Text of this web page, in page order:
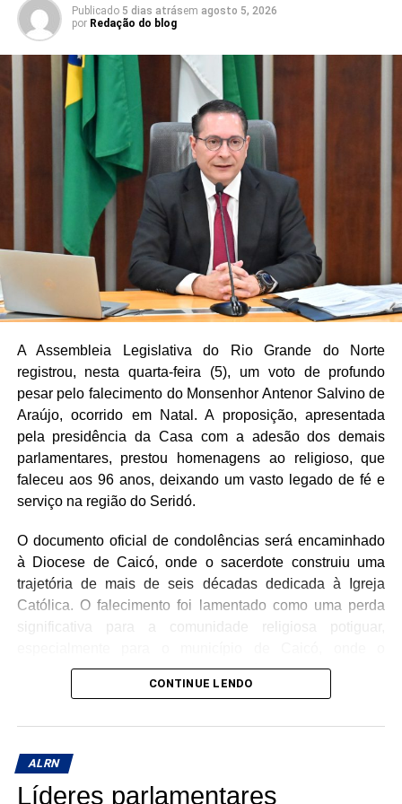
Óssea (Redome), maiores são as possibilidades de
encontrar um doador compatível. O cadastro pode ser
realizado por pessoas que atendam aos critérios
estabelecidos pelo Ministério da Saúde, e a mobilização
também reforçou a importância da doação regular de
As condições de atendimento na rede pública também
estiveram entre as preocupações apresentadas durante a
sessão. Situações envolvendo pacientes que aguardam
exames e atendimento em condições inadequadas foram
mencionadas como exemplos dos desafios enfrentados
pelo sistema de saúde.
Os deputados José Dias (PL), Cristiane Dantas (PSDB),
horário destinado aos oradores.
Publicado 5 dias atrásem agosto 5, 2026
por Redação do blog
A Assembleia Legislativa do Rio Grande do Norte
registrou, nesta quarta-feira (5), um voto de profundo
pesar pelo falecimento do Monsenhor Antenor Salvino de
Araújo, ocorrido em Natal. A proposição, apresentada
pela presidência da Casa com a adesão dos demais
parlamentares, prestou homenagens ao religioso, que
faleceu aos 96 anos, deixando um vasto legado de fé e
serviço na região do Seridó.
O documento oficial de condolências será encaminhado
à Diocese de Caicó, onde o sacerdote construiu uma
trajetória de mais de seis décadas dedicada à Igreja
Católica. O falecimento foi lamentado como uma perda
significativa para a comunidade religiosa potiguar,
Monsenhor atuou como pároco emérito da Catedral de
Ordenado sacerdote em 6 de janeiro de 1960, Monsenhor
Antenor esteve à frente da Paróquia de Santana por 47
anos. Durante seu extenso ministério, destacou-se pela
proximidade com os fiéis e pelo papel decisivo na
CONTINUE LENDO
ALRN
Líderes parlamentares